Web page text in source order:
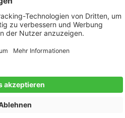
passt.
die gesamte Datenbank, dürfen
die Daten oder die gesamte
durch Dritte ausführen zu lassen.